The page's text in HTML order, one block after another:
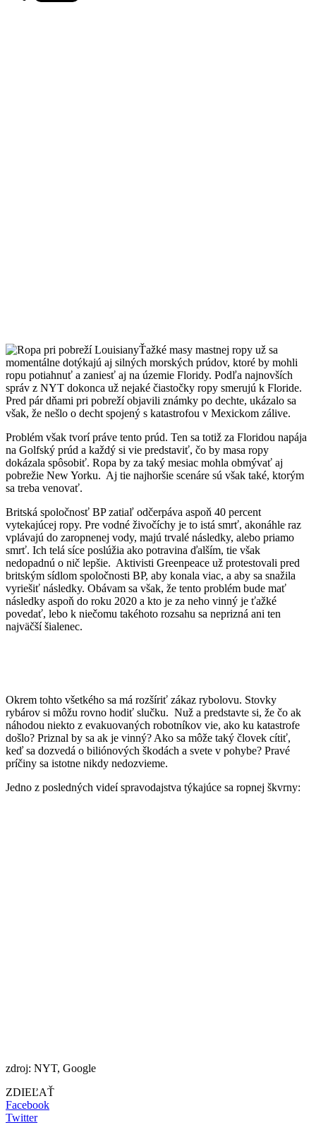
Ťažké masy mastnej ropy už sa
momentálne dotýkajú aj silných morských prúdov, ktoré by mohli
ropu potiahnuť a zaniesť aj na územie Floridy. Podľa najnovších
správ z NYT dokonca už nejaké čiastočky ropy smerujú k Floride.
Pred pár dňami pri pobreží objavili známky po dechte, ukázalo sa
však, že nešlo o decht spojený s katastrofou v Mexickom zálive.
Problém však tvorí práve tento prúd. Ten sa totiž za Floridou napája
na Golfský prúd a každý si vie predstaviť, čo by masa ropy
dokázala spôsobiť. Ropa by za taký mesiac mohla obmývať aj
pobrežie New Yorku. Aj tie najhoršie scenáre sú však také, ktorým
sa treba venovať.
Britská spoločnosť BP zatiaľ odčerpáva aspoň 40 percent
vytekajúcej ropy. Pre vodné živočíchy je to istá smrť, akonáhle raz
vplávajú do zaropnenej vody, majú trvalé následky, alebo priamo
smrť. Ich telá síce poslúžia ako potravina ďalším, tie však
nedopadnú o nič lepšie. Aktivisti Greenpeace už protestovali pred
britským sídlom spoločnosti BP, aby konala viac, a aby sa snažila
vyriešiť následky. Obávam sa však, že tento problém bude mať
následky aspoň do roku 2020 a kto je za neho vinný je ťažké
povedať, lebo k niečomu takéhoto rozsahu sa neprizná ani ten
najväčší šialenec.
Okrem tohto všetkého sa má rozšíriť zákaz rybolovu. Stovky
rybárov si môžu rovno hodiť slučku. Nuž a predstavte si, že čo ak
náhodou niekto z evakuovaných robotníkov vie, ako ku katastrofe
došlo? Priznal by sa ak je vinný? Ako sa môže taký človek cítiť,
keď sa dozvedá o biliónových škodách a svete v pohybe? Pravé
príčiny sa istotne nikdy nedozvieme.
Jedno z posledných videí spravodajstva týkajúce sa ropnej škvrny:
zdroj: NYT, Google
ZDIEĽAŤ
Facebook
Twitter